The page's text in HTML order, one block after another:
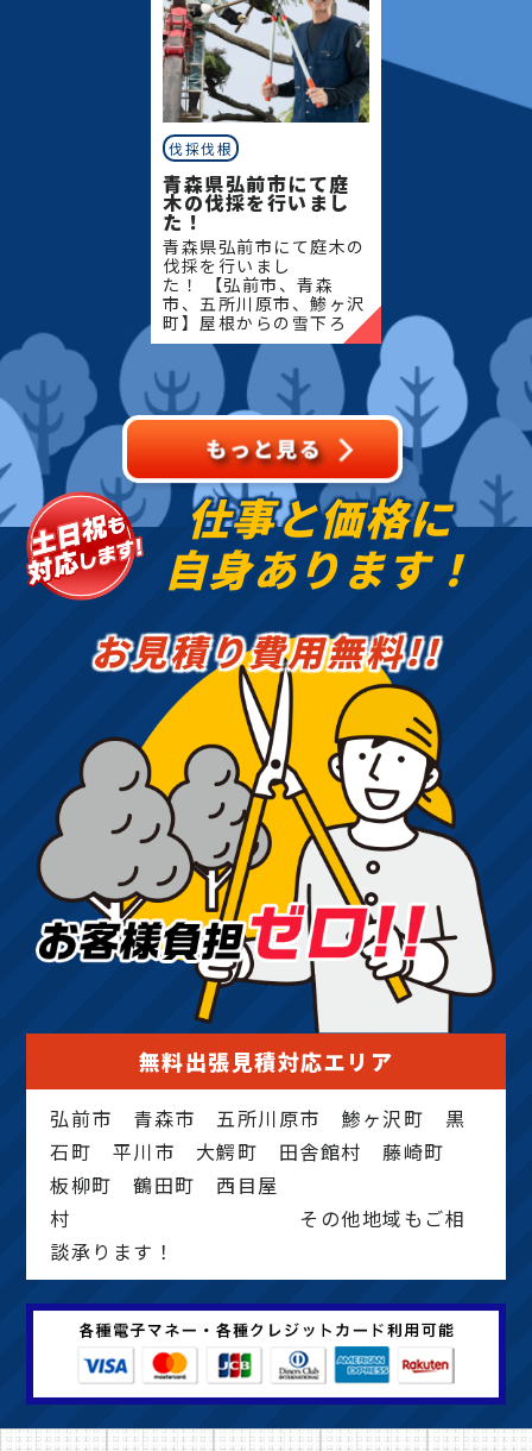
伐採伐根
青森県弘前市にて庭
木の伐採を行いまし
た！
青森県弘前市にて庭木の
伐採を行いまし
た！ 【弘前市、青森
市、五所川原市、鯵ヶ沢
町】屋根からの雪下ろ
し・除雪・排雪などの作
業もお任せください！地
域密着で伐採・抜根・剪
定・草刈りなどのお庭の
こと、造園・
仕事と価格に
自身あります！
お見積り費用無料!!
無料出張見積対応エリア
弘前市 青森市 五所川原市 鯵ヶ沢町 黒
石町 平川市 大鰐町 田舎館村 藤崎町
板柳町 鶴田町 西目屋
村 その他地域もご相
談承ります！